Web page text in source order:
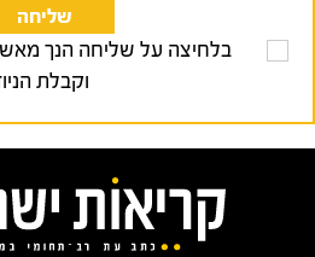
בלחיצה על שליחה הנך
וקבלת